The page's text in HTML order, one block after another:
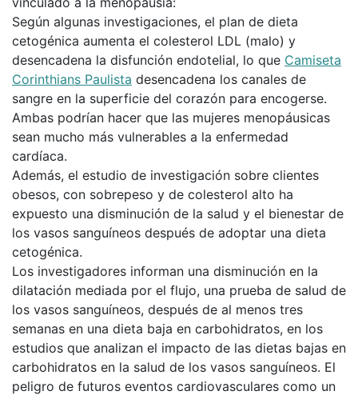
Según algunas investigaciones, el plan de dieta
cetogénica aumenta el colesterol LDL (malo) y
desencadena la disfunción endotelial, lo que Camiseta
Corinthians Paulista desencadena los canales de
sangre en la superficie del corazón para encogerse.
Ambas podrían hacer que las mujeres menopáusicas
sean mucho más vulnerables a la enfermedad
cardíaca.
Además, el estudio de investigación sobre clientes
obesos, con sobrepeso y de colesterol alto ha
expuesto una disminución de la salud y el bienestar de
los vasos sanguíneos después de adoptar una dieta
cetogénica.
Los investigadores informan una disminución en la
dilatación mediada por el flujo, una prueba de salud de
los vasos sanguíneos, después de al menos tres
semanas en una dieta baja en carbohidratos, en los
estudios que analizan el impacto de las dietas bajas en
carbohidratos en la salud de los vasos sanguíneos. El
peligro de futuros eventos cardiovasculares como un